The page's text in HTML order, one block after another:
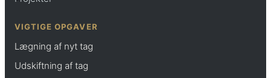
VIGTIGE OPGAVER
Lægning af nyt tag
Udskiftning af tag